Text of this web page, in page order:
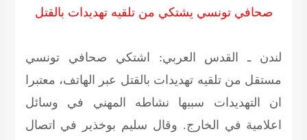
صحافي تونسي يشتكي من تلقيه تهديدات بالقتل
لندن ـ القدس العربي: اشتكي صحافي تونسي
مستقل من تلقيه تهديدات بالقتل عبر الهاتف، معتبرا
ان التهديدات سببها نشاطه المهني في وسائل
اعلامية في الخارج. وقال سليم بوخذير في اتصال